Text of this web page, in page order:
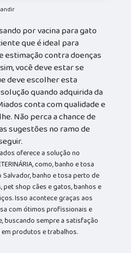
por vacina para gato
que é ideal para
estimação contra doenças
você deve estar se
deve escolher esta
quando adquirida da
conta com qualidade e
Não perca a chance de
sugestões no ramo de
oferece a solução no
como, banho e tosa
banho e tosa perto de
pet shop cães e gatos, banhos e
Isso acontece graças aos
com ótimos profissionais e
buscando sempre a satisfação
produtos e trabalhos.